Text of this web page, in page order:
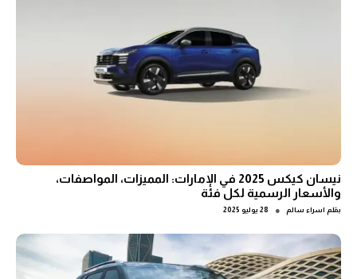
نيسان كيكس 2025 في الإمارات: المميزات، المواصفات،
والأسعار الرسمية لكل فئة
بقلم اسراء سالم ● 28 يوليو 2025